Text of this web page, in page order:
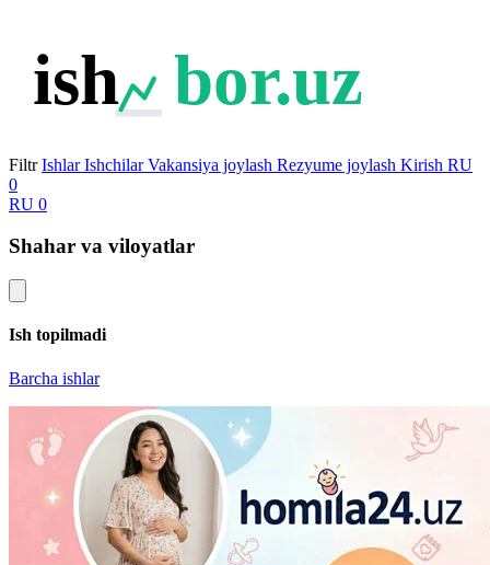
ish bor.uz
Filtr Ishlar Ishchilar Vakansiya joylash Rezyume joylash Kirish RU
0
RU 0
Shahar va viloyatlar
Ish topilmadi
Barcha ishlar